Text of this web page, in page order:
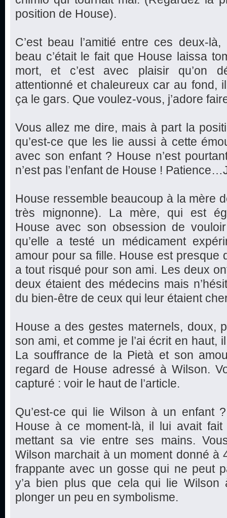
position de House).
C’est beau l’amitié entre ces deux-
beau c’était le fait que House laissa
mort, et c’est avec plaisir qu’on
attentionné et chaleureux car au fond,
ça le gars. Que voulez-vous, j’adore
Vous allez me dire, mais à part la
qu’est-ce que les lie aussi à cette
avec son enfant ? House n’est
n’est pas l’enfant de House !
House ressemble beaucoup à la mère
très mignonne). La mère, qui est
House avec son obsession de
qu’elle a testé un médicament
amour pour sa fille. House est presque
a tout risqué pour son ami. Les deux
deux étaient des médecins mais
du bien-être de ceux qui leur étaient
House a des gestes maternels, doux,
son ami, et comme je l’ai écrit en haut,
La souffrance de la Pietà et son
regard de House adressé à Wilson.
capturé : voir le haut de l’article.
Qu’est-ce qui lie Wilson à un enfant
House à ce moment-là, il lui avait
mettant sa vie entre ses mains.
Wilson marchait à un moment donné à
frappante avec un gosse qui ne peut
y’a bien plus que cela qui lie
plonger un peu en symbolisme.